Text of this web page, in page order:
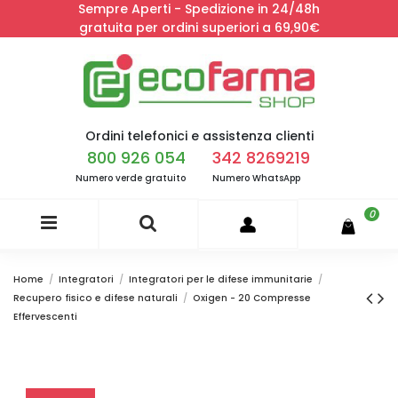
Sempre Aperti - Spedizione in 24/48h
gratuita per ordini superiori a 69,90€
Ordini telefonici e assistenza clienti
800 926 054
Numero verde gratuito
342 8269219
Numero WhatsApp
0
Home Integratori
Integratori per le difese immunitarie
Recupero fisico e difese naturali
Oxigen - 20 Compresse
Effervescenti